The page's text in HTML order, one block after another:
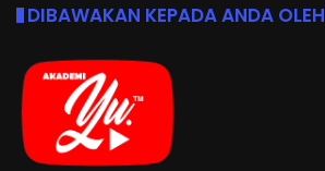
DIBAWAKAN KEPADA ANDA OLEH